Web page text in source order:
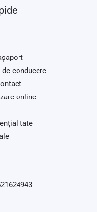
conducere
online